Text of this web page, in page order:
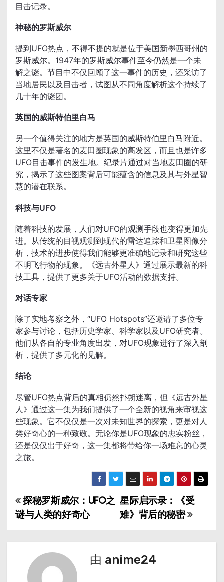
目击记录。
神秘的罗斯威尔
提到UFO热点，不得不提的就是位于美国新墨西哥州的
罗斯威尔。1947年的罗斯威尔事件至今仍然是一个未
解之谜。节目中不仅回顾了这一事件的历史，还采访了
当地居民以及目击者，试图从不同角度解析这个持续了
几十年的谜团。
英国的威斯特伯里白马
另一个值得关注的地方是英国的威斯特伯里白马附近。
这里不仅是著名的麦田圈现象的高发区，而且也是许多
UFO目击事件的发生地。纪录片通过对当地麦田圈的研
究，揭示了这些图案背后可能蕴含的信息及其与外星智
慧的潜在联系。
科技与UFO
随着科技的发展，人们对UFO的观测手段也变得更加先
进。从传统的目视观测到现代的雷达追踪和卫星图像分
析，技术的进步使得我们能够更准确地记录和研究这些
不明飞行物的现象。《远古外星人》通过展示最新的科
技工具，提供了更多关于UFO活动的数据支持。
对话专家
除了实地考察之外，“UFO Hotspots”还邀请了多位专
家参与讨论，包括历史学家、科学家以及UFO研究者。
他们从各自的专业角度出发，对UFO现象进行了深入剖
析，提供了多元化的见解。
结论
尽管UFO热点背后的真相仍然扑朔迷离，但《远古外星
人》通过这一集为我们提供了一个全新的视角来审视这
些现象。它不仅仅是一次对未知世界的探索，更是对人
类好奇心的一种致敬。无论你是UFO现象的忠实粉丝，
还是仅仅出于好奇，这一集都将带给你一场难忘的心灵
之旅。
文
章
导
航
星际启示录：《受
难》背后的秘密
探秘罗斯威尔：UFO之
谜与人类的好奇心
由 anime24